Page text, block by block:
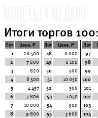
Итоги торгов
Лот
Цена, ₽
1
28 500
2
7 600
3
820
4
8 500
5
4 457
6
7 806
7
10 000
8
9 800
Лот
Цена, ₽
48
8 000
49
6 100
50
500
51
10 050
52
500
53
1 050
54
900
55
3 600
Лот
97
98
99
100
101
102
103
104